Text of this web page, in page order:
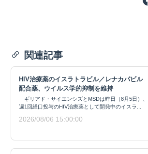
関連記事
HIV治療薬のイスラトラビル／レナカパビル
配合薬、ウイルス学的抑制を維持
ギリアド・サイエンシズとMSDは昨日（8月5日）、
週1回経口投与のHIV治療薬として開発中のイスラ...
2026/08/06 15:00:00